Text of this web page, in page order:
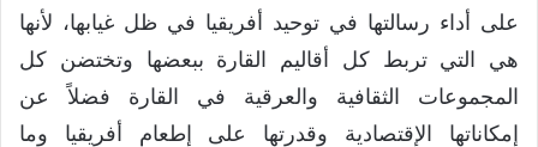
على أداء رسالتها في توحيد أفريقيا في ظل غيابها، لأنها
هي التي تربط كل أقاليم القارة ببعضها وتختضن كل
المجموعات الثقافية والعرقية في القارة فضلاً عن
إمكاناتها الإقتصادية وقدرتها على إطعام أفريقيا وما